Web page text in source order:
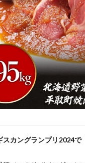
スカングランプリ2024で